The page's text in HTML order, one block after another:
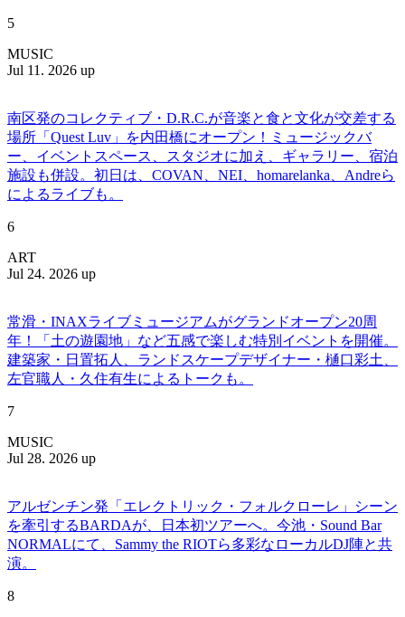
5
MUSIC
Jul 11. 2026 up
南区発のコレクティブ・D.R.C.が⾳楽と⾷と⽂化が交差する
場所「Quest Luv」を内田橋にオープン！ミュージックバ
ー、イベントスペース、スタジオに加え、ギャラリー、宿泊
施設も併設。初日は、COVAN、NEI、homarelanka、Andreら
によるライブも。
6
ART
Jul 24. 2026 up
常滑・INAXライブミュージアムがグランドオープン20周
年！「土の遊園地」など五感で楽しむ特別イベントを開催。
建築家・日置拓人、ランドスケープデザイナー・樋口彩土、
左官職人・久住有生によるトークも。
7
MUSIC
Jul 28. 2026 up
アルゼンチン発「エレクトリック・フォルクローレ」シーン
を牽引するBARDAが、日本初ツアーへ。今池・Sound Bar
NORMALにて、Sammy the RIOTら多彩なローカルDJ陣と共
演。
8